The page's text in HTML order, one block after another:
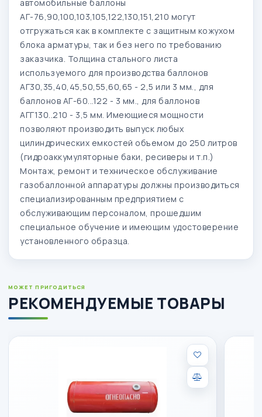
автомобильные баллоны
АГ-76,90,100,103,105,122,130,151,210 могут
отгружаться как в комплекте с защитным кожухом
блока арматуры, так и без него по требованию
заказчика. Толщина стального листа
используемого для производства баллонов
АГ30,35,40,45,50,55,60,65 - 2,5 или 3 мм., для
баллонов АГ-60...122 - 3 мм., для баллонов
АГГ130..210 - 3,5 мм. Имеющиеся мощности
позволяют производить выпуск любых
цилиндрических емкостей объемом до 250 литров
(гидроаккумуляторные баки, ресиверы и т.п.)
Монтаж, ремонт и техническое обслуживание
газобаллонной аппаратуры должны производиться
специализированным предприятием с
обслуживающим персоналом, прошедшим
специальное обучение и имеющим удостоверение
установленного образца.
МОЖЕТ ПРИГОДИТЬСЯ
РЕКОМЕНДУЕМЫЕ ТОВАРЫ